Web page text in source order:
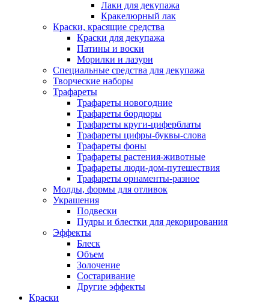
Лаки для декупажа
Кракелюрный лак
Краски, красящие средства
Краски для декупажа
Патины и воски
Морилки и лазури
Специальные средства для декупажа
Творческие наборы
Трафареты
Трафареты новогодние
Трафареты бордюры
Трафареты круги-циферблаты
Трафареты цифры-буквы-слова
Трафареты фоны
Трафареты растения-животные
Трафареты люди-дом-путешествия
Трафареты орнаменты-разное
Молды, формы для отливок
Украшения
Подвески
Пудры и блестки для декорирования
Эффекты
Блеск
Объем
Золочение
Состаривание
Другие эффекты
Краски